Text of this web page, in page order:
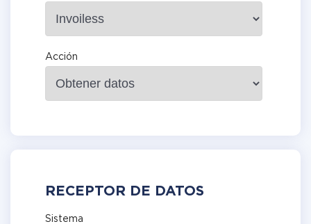
Acción
RECEPTOR DE DATOS
Sistema